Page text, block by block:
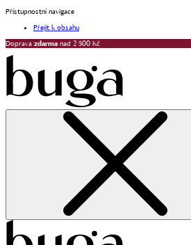
Přístupnostní navigace
Přejít k obsahu
Doprava zdarma nad 2 500 Kč